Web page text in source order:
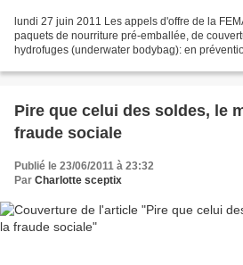
lundi 27 juin 2011 Les appels d'offre de la
paquets de nourriture pré-emballée, de
hydrofuges (underwater bodybag): en
Pire que celui des soldes, le
fraude sociale
Publié le 23/06/2011 à 23:32
Par Charlotte sceptix